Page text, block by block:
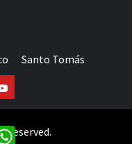
Santo Tomás
reserved.
WhatsApp